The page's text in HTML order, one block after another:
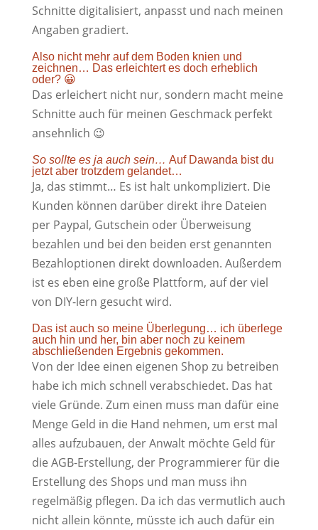
Schnitte digitalisiert, anpasst und nach meinen
Angaben gradiert.
Also nicht mehr auf dem Boden knien und
zeichnen… Das erleichtert es doch erheblich
oder? 😀
Das erleichert nicht nur, sondern macht meine
Schnitte auch für meinen Geschmack perfekt
ansehnlich 😉
So sollte es ja auch sein… Auf Dawanda bist du
jetzt aber trotzdem gelandet…
Ja, das stimmt… Es ist halt unkompliziert. Die
Kunden können darüber direkt ihre Dateien
per Paypal, Gutschein oder Überweisung
bezahlen und bei den beiden erst genannten
Bezahloptionen direkt downloaden. Außerdem
ist es eben eine große Plattform, auf der viel
von DIY-lern gesucht wird.
Das ist auch so meine Überlegung… ich überlege
auch hin und her, bin aber noch zu keinem
abschließenden Ergebnis gekommen.
Von der Idee einen eigenen Shop zu betreiben
habe ich mich schnell verabschiedet. Das hat
viele Gründe. Zum einen muss man dafür eine
Menge Geld in die Hand nehmen, um erst mal
alles aufzubauen, der Anwalt möchte Geld für
die AGB-Erstellung, der Programmierer für die
Erstellung des Shops und man muss ihn
regelmäßig pflegen. Da ich das vermutlich auch
nicht allein könnte, müsste ich auch dafür ein